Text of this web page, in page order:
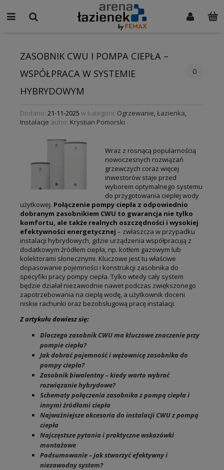
ZASOBNIK CWU I POMPA CIEPŁA –
WSPÓŁPRACA W SYSTEMIE
HYBRYDOWYM
0
Dodano: 21-11-2025 w kategorii: Ogrzewanie Łazienka
Instalacje autor: Krystian Pomorski
Wraz z rosnącą popularnością
nowoczesnych rozwiązań
grzewczych coraz więcej
inwestorów staje przed
wyborem optymalnego systemu
do przygotowania ciepłej wody
użytkowej. Połączenie pompy ciepła z odpowiednio
dobranym zasobnikiem CWU to gwarancja nie tylko
komfortu, ale także realnych oszczędności i wysokiej
efektywności energetycznej – zwłaszcza w przypadku
instalacji hybrydowych, gdzie urządzenia współpracują z
dodatkowym źródłem ciepła, np. kotłem gazowym lub
kolektorami słonecznymi. Kluczowe jest tu właściwe
dopasowanie pojemności i konstrukcji zasobnika do
specyfiki pracy pompy ciepła. Tylko wtedy cały system
będzie działał niezawodnie nawet podczas zwiększonego
zapotrzebowania na ciepłą wodę, a użytkownik doceni
niskie rachunki oraz bezobsługową pracę instalacji.
Z artykułu dowiesz się:
Dlaczego zasobnik CWU ma kluczowe znaczenie przy
pompie ciepła?
Jak dobrać pojemność i wężownicę zasobnika do
pompy ciepła?
Zasobnik biwalentny – kiedy warto wybrać
rozwiązanie hybrydowe?
Schematy połączenia zasobnika z pompą ciepła i
innymi źródłami ciepła
Najważniejsze akcesoria do instalacji CWU z pompą
ciepła
Najczęstsze pytania i praktyczne wskazówki
montażowe
Podsumowanie – jak stworzyć efektywny i
niezawodny system?